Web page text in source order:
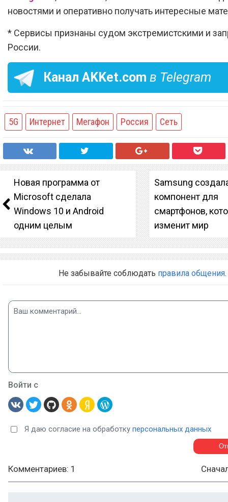
новостями и оперативно получать интересные
* Сервисы признаны судом экстремистскими и
России.
Канал AKKet.com в Telegram
5G Интернет Мегафон Россия Сеть
Новая программа от
Microsoft сделала
Windows 10 и Android
одним целым
Samsung
компонент для
смартфонов,
изменит мир
Не забывайте соблюдать правила общения.
Войти с
Я даю согласие на обработку персональных данных
Комментариев: 1